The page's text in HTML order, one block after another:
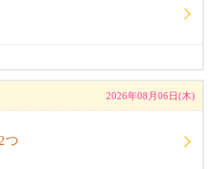
2026年08月06日(木)
つ